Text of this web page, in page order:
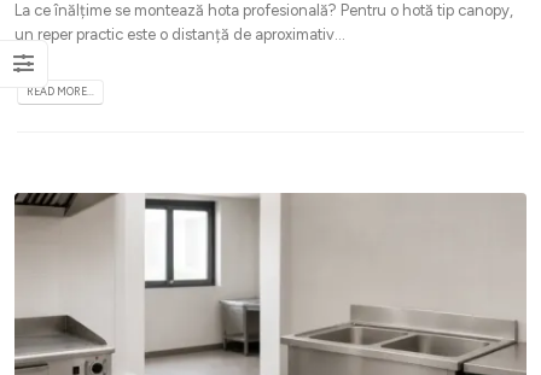
La ce înălțime se montează hota profesională? Pentru o hotă tip canopy,
un reper practic este o distanță de aproximativ...
READ MORE...